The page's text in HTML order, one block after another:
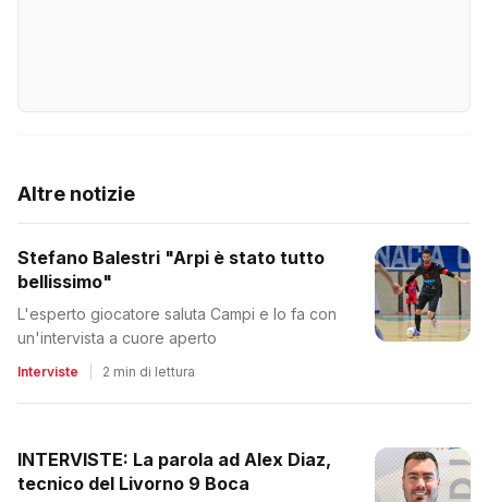
Altre notizie
Stefano Balestri "Arpi è stato tutto
bellissimo"
L'esperto giocatore saluta Campi e lo fa con
un'intervista a cuore aperto
Interviste 2 min di lettura
INTERVISTE: La parola ad Alex Diaz,
tecnico del Livorno 9 Boca